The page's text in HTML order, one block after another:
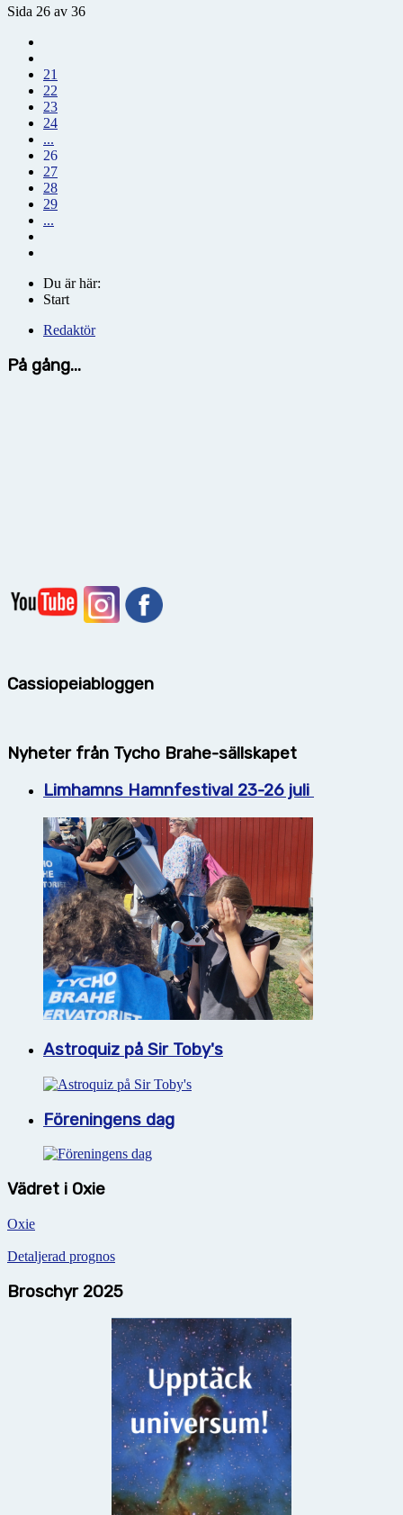
Sida 26 av 36
21
22
23
24
...
26
27
28
29
...
Du är här:
Start
Redaktör
På gång...
Cassiopeiabloggen
Nyheter från Tycho Brahe-sällskapet
Limhamns Hamnfestival 23-26 juli
Astroquiz på Sir Toby's
Föreningens dag
Vädret i Oxie
Oxie
Detaljerad prognos
Broschyr 2025